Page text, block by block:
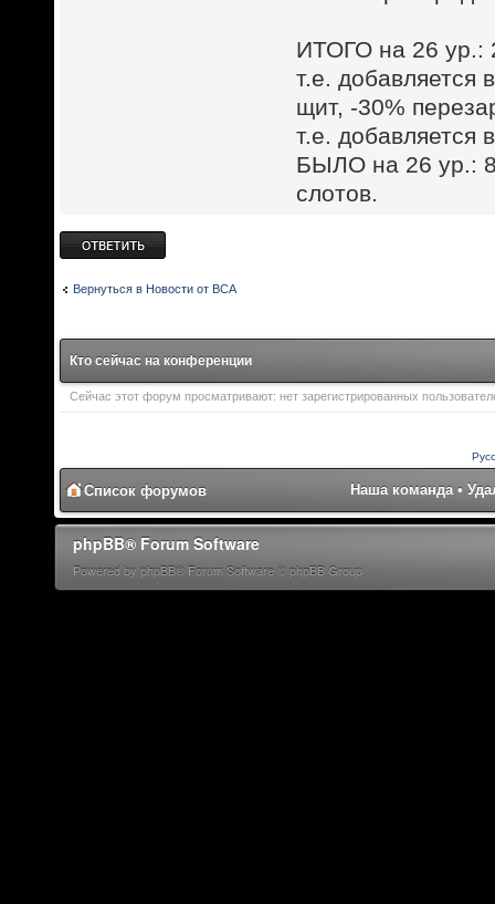
ИТОГО на 26 ур.:
т.е. добавляется
щит, -30%
т.е. добавляется
БЫЛО на 26 ур.:
слотов.
Ответить
Вернуться в Новости от ВСА
Кто сейчас на конференции
Сейчас этот форум просматривают: нет зарегистрированных
Список форумов Наша команда•
phpBB® Forum Software
Powered by phpBB® Forum Software © phpBB Group